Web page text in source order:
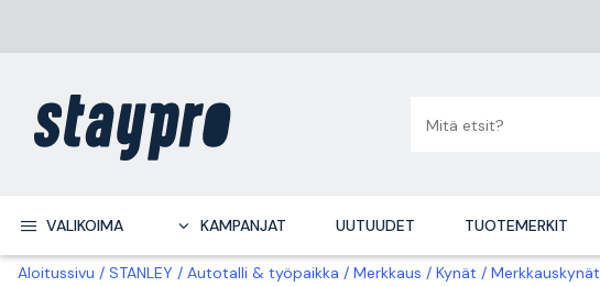
VALIKOIMA KAMPANJAT UUTUUDET TUOTEMERKIT
Aloitussivu STANLEY Autotalli & työpaikka Merkkaus Kynät Merkkauskynät